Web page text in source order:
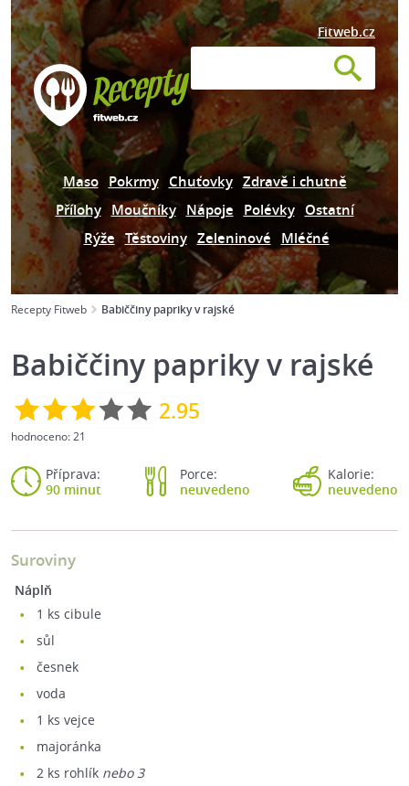
Fitweb.cz
Maso Pokrmy Chuťovky Zdravě i chutně
Přílohy Moučníky Nápoje Polévky Ostatní
Rýže Těstoviny Zeleninové Mléčné
Recepty Fitweb Babiččiny papriky v rajské
Babiččiny papriky v rajské
2.95
hodnoceno:21
Příprava:
90 minut
Porce:
neuvedeno
Kalorie:
neuvedeno
Suroviny
Náplň
1 ks cibule
sůl
česnek
voda
1 ks vejce
majoránka
2 ks rohlík nebo 3